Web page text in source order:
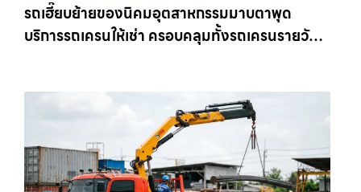
รถเฮี๊ยบย้ายของนิคมอุตสาหกรรมมาบตาพุด
บริการรถเครนให้เช่า ครอบคลุมทั้งรถเครนรายวัน